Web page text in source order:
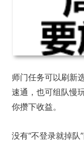
师门任务可以刷新
速通，也可组队慢
你攒下收益。
没有“不登录就掉队